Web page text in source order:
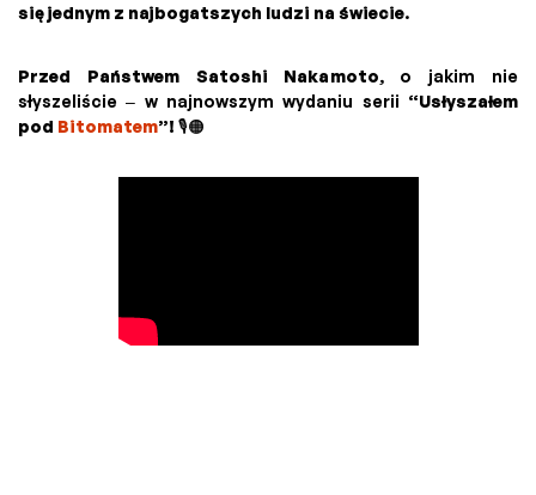
się jednym z najbogatszych ludzi na świecie.
Przed Państwem Satoshi Nakamoto, o jakim nie
słyszeliście – w najnowszym wydaniu serii “Usłyszałem
pod Bitomatem”! 🎙️🟠